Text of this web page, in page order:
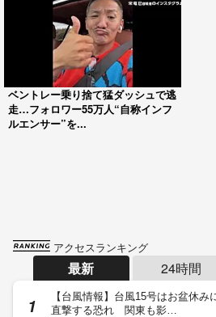
ベントレー乗り捨て猛ダッシュで逃
走…フォロワー55万人“自称インフ
ルエンサー”を...
アクセスランキング
最新 24時間
【台風情報】台風15号はお盆休み
直撃する恐れ 関東も影…